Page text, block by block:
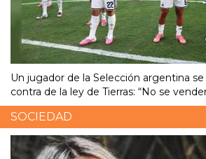
Un jugador de la Selección argentina
contra de la ley de Tierras: “No se
SOCIEDAD